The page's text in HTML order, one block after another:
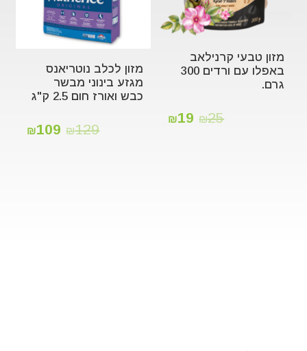
מזון טבעי קרנילאב
באפלו עם ורדים 300
גרם.
₪25
₪19
מזון לכלב נוטריאנס
מגזע בינוני מבשר
כבש ואורז חום 2.5 ק"ג
₪129
₪109